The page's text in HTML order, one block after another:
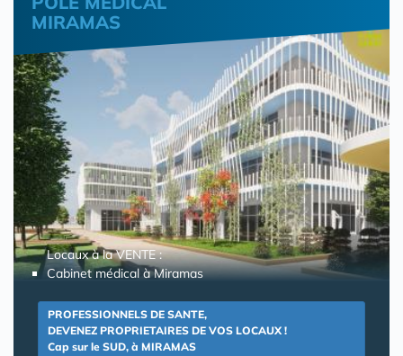
MIRAMAS
Locaux à la VENTE :
Cabinet médical à Miramas
PROFESSIONNELS DE SANTE,
DEVENEZ PROPRIETAIRES DE VOS LOCAUX !
Cap sur le SUD, à MIRAMAS